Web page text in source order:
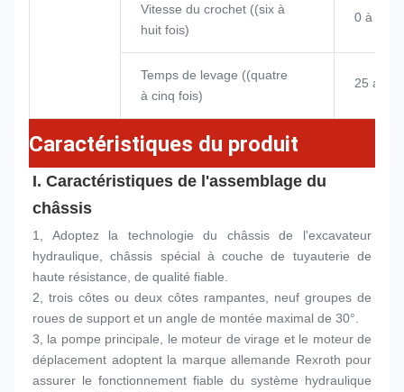
Vitesse du crochet ((six à
huit fois)
0 à
Temps de levage ((quatre
à cinq fois)
25 ans
Caractéristiques du produit
I. Caractéristiques de l'assemblage du
châssis
1, Adoptez la technologie du châssis de l'excavateur
hydraulique, châssis spécial à couche de tuyauterie de
haute résistance, de qualité fiable.
2, trois côtes ou deux côtes rampantes, neuf groupes de
roues de support et un angle de montée maximal de 30°.
3, la pompe principale, le moteur de virage et le moteur de
déplacement adoptent la marque allemande Rexroth pour
assurer le fonctionnement fiable du système hydraulique